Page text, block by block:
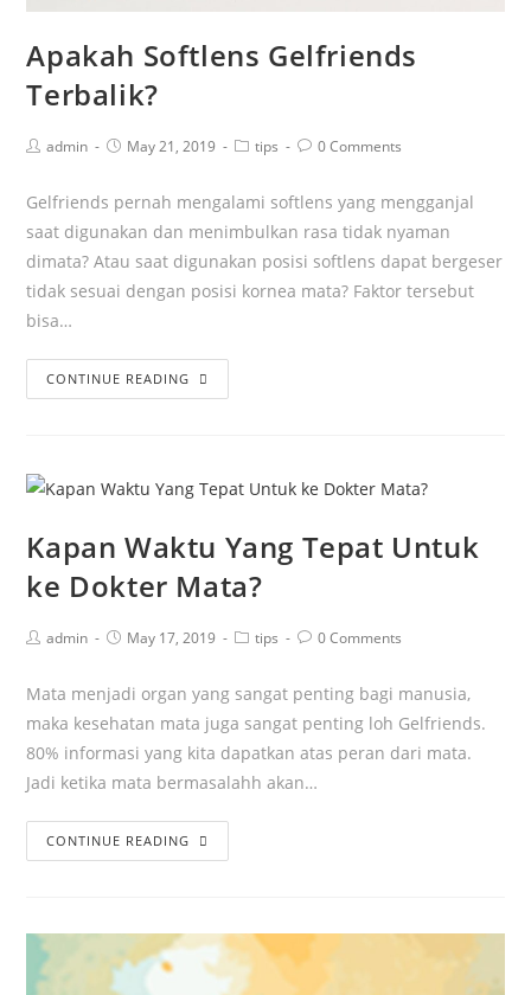
Apakah Softlens Gelfriends
Terbalik?
admin May 21, 2019 tips 0 Comments
Gelfriends pernah mengalami softlens yang mengganjal
saat digunakan dan menimbulkan rasa tidak nyaman
dimata? Atau saat digunakan posisi softlens dapat bergeser
tidak sesuai dengan posisi kornea mata? Faktor tersebut
bisa…
CONTINUE READING
Kapan Waktu Yang Tepat Untuk
ke Dokter Mata?
admin May 17, 2019 tips 0 Comments
Mata menjadi organ yang sangat penting bagi manusia,
maka kesehatan mata juga sangat penting loh Gelfriends.
80% informasi yang kita dapatkan atas peran dari mata.
Jadi ketika mata bermasalahh akan…
CONTINUE READING